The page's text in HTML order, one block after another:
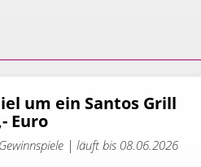
um ein Santos Grill
Euro
| läuft bis 08.06.2026